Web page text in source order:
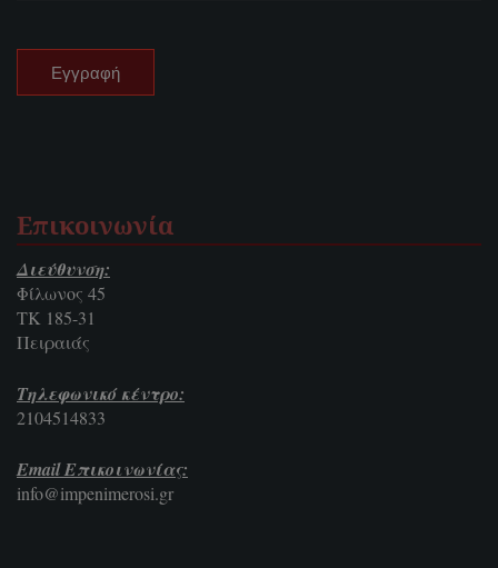
Επικοινωνία
Διεύθυνση:
Φίλωνος 45
ΤΚ 185-31
Πειραιάς
Τηλεφωνικό κέντρο:
2104514833
Email Επικοινωνίας:
info@impenimerosi.gr